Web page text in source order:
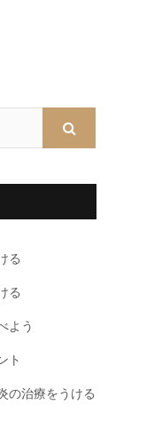
る
る
よう
ト
の治療をうける